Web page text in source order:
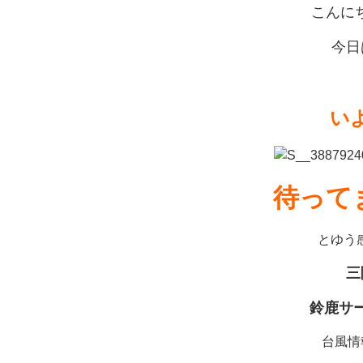
こんに
今
い
待って
とゆう
鈴鹿サ
台風